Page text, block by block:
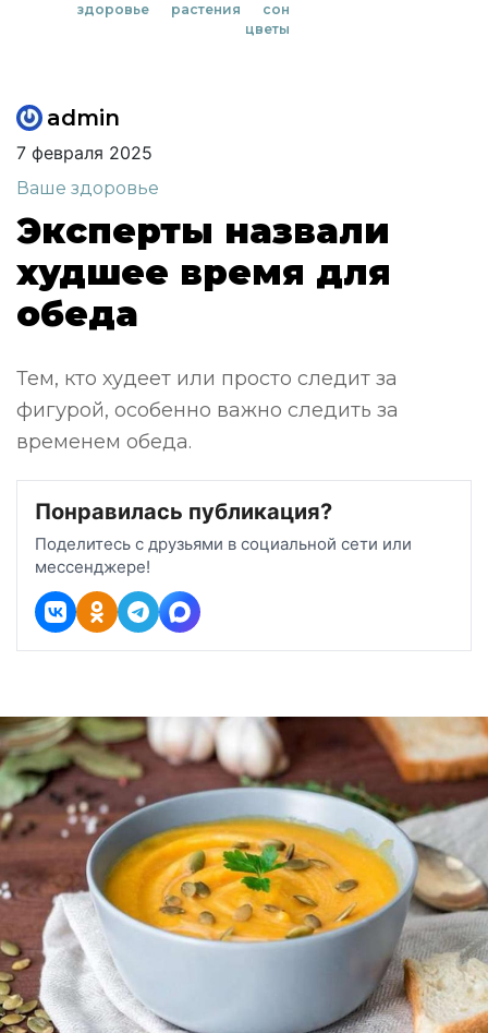
здоровье растения
сон
цветы
admin
7 февраля 2025
Ваше здоровье
Эксперты назвали
худшее время для
обеда
Тем, кто худеет или просто следит за
фигурой, особенно важно следить за
временем обеда.
Понравилась публикация?
Поделитесь с друзьями в социальной сети или
мессенджере!